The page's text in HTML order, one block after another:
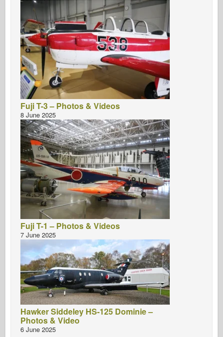
Fuji T-3 – Photos & Videos
8 June 2025
Fuji T-1 – Photos & Videos
7 June 2025
Hawker Siddeley HS-125 Dominie –
Photos & Video
6 June 2025